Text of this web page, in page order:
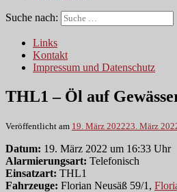
Suche nach:
Links
Kontakt
Impressum und Datenschutz
THL1 – Öl auf
Veröffentlicht am 19. März 202223. März
Datum: 19. März 2022 um 16:33 Uhr
Alarmierungsart: Telefonisch
Einsatzart: THL1
Fahrzeuge: Florian Neusäß 59/1,